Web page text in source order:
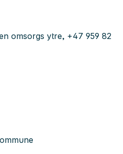
omsorgs ytre, +47 959 82